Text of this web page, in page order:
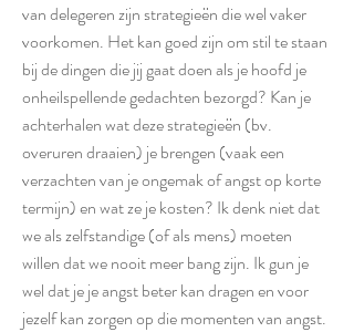
van delegeren zijn strategieën die wel vaker
voorkomen. Het kan goed zijn om stil te staan
bij de dingen die jij gaat doen als je hoofd je
onheilspellende gedachten bezorgd? Kan je
achterhalen wat deze strategieën (bv.
overuren draaien) je brengen (vaak een
verzachten van je ongemak of angst op korte
termijn) en wat ze je kosten? Ik denk niet dat
we als zelfstandige (of als mens) moeten
willen dat we nooit meer bang zijn. Ik gun je
wel dat je je angst beter kan dragen en voor
jezelf kan zorgen op die momenten van angst.